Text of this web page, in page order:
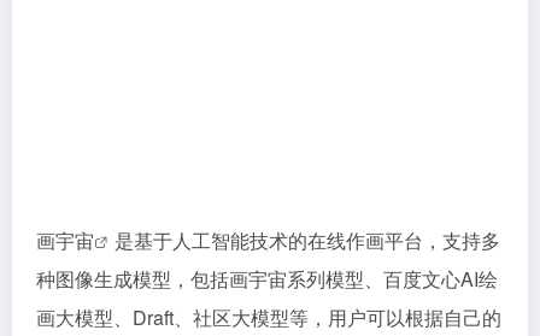
画宇宙
是基于人工智能技术的在线作画平台，支持多
种图像生成模型，包括画宇宙系列模型、百度文心AI绘
画大模型、Draft、社区大模型等，用户可以根据自己的